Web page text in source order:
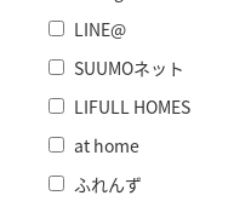
LINE@
SUUMOネット
LIFULL HOMES
at home
ふれんず